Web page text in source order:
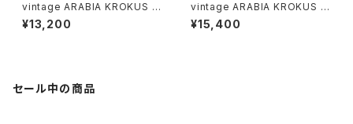
vintage ARABIA KROKUS Pl
ate 20cm / ヴィンテージ アラ
ビア クロッカス 20cmプレート
¥13,200
vintage ARABIA KROKUS Pl
ate 24cm / ヴィンテージ アラ
ビア クロッカス 24cmプレート
¥15,400
セール中の商品